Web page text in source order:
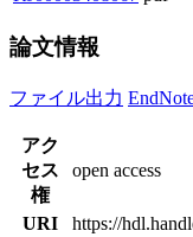
論文情報
ファイル出力
アク
セス
権
open access
URI
https://